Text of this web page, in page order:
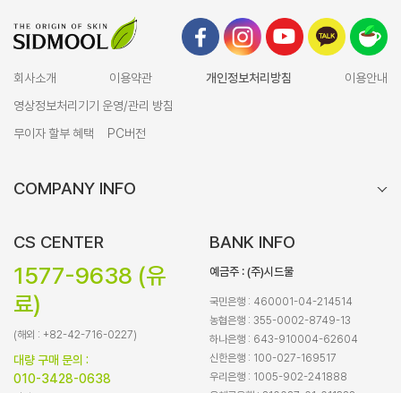
회사소개 이용약관 개인정보처리방침
이용안내
영상정보처리기기 운영/관리 방침
무이자 할부 혜택
PC버전
COMPANY INFO
CS CENTER
1577-9638 (유
료)
(해외 : +82-42-716-0227)
대량 구매 문의 :
010-3428-0638
BANK INFO
예금주 : (주)시드물
국민은행 : 460001-04-214514
농협은행 : 355-0002-8749-13
하나은행 : 643-910004-62604
신한은행 : 100-027-169517
우리은행 : 1005-902-241888